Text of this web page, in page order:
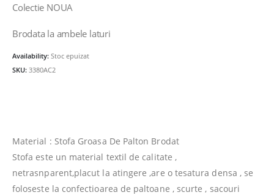
Colectie NOUA
Brodata la ambele laturi
Availability: Stoc epuizat
SKU: 3380AC2
Material : Stofa Groasa De Palton Brodat
Stofa este un material textil de calitate ,
netrasnparent,placut la atingere ,are o tesatura densa , se
foloseste la confectioarea de paltoane , scurte , sacouri